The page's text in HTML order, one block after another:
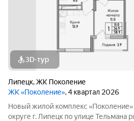
3D-тур
Липецк,ЖК Поколение
ЖК «Поколение», 4 квартал 2026
Новый жилой комплекс
округе г. Липецк по улице Тельмана